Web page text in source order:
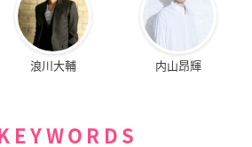
浪川大輔 内山昂輝
KEYWORDS